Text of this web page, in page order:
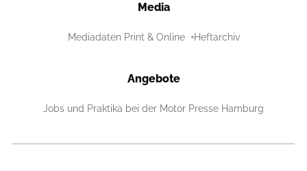
Media
Mediadaten Print & Online Heftarchiv
Angebote
Jobs und Praktika bei der Motor Presse Hamburg